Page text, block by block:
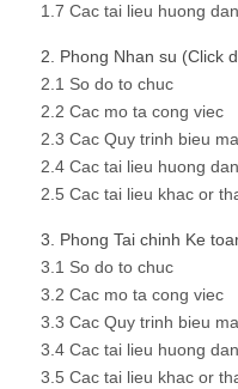
1.7 Cac tai lieu huong
2. Phong Nhan su (Click
2.1 So do to chuc
2.2 Cac mo ta cong viec
2.3 Cac Quy trinh bieu
2.4 Cac tai lieu huong
2.5 Cac tai lieu khac or
3. Phong Tai chinh Ke
3.1 So do to chuc
3.2 Cac mo ta cong viec
3.3 Cac Quy trinh bieu
3.4 Cac tai lieu huong
3.5 Cac tai lieu khac or